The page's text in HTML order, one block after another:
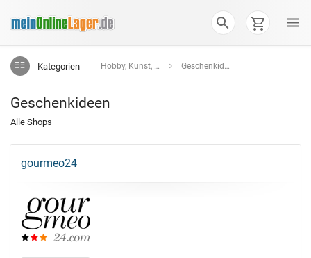
Kategorien Hobby, Kunst, Geschenke Geschenkideen
Geschenkideen
Alle Shops
gourmeo24